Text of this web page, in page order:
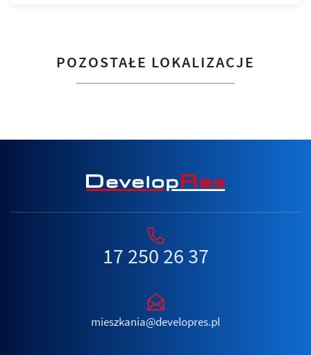
POZOSTAŁE LOKALIZACJE
17 250 26 37
mieszkania@developres.pl